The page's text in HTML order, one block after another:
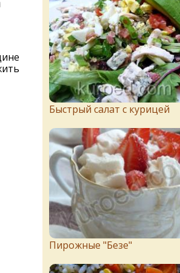
Быстрый салат с курицей
Пирожныe "Бeзe"